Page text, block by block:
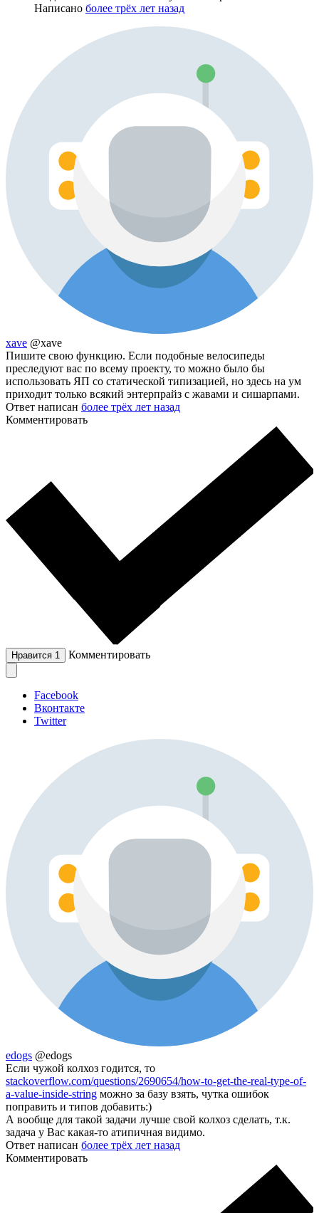
Написано более трёх лет назад
xave @xave
Пишите свою функцию. Если подобные велосипеды
преследуют вас по всему проекту, то можно было бы
использовать ЯП со статической типизацией, но здесь на ум
приходит только всякий энтерпрайз с жавами и сишарпами.
Ответ написан более трёх лет назад
Комментировать
Нравится 1 Комментировать
Facebook
Вконтакте
Twitter
edogs @edogs
Если чужой колхоз годится, то
stackoverflow.com/questions/2690654/how-to-get-the-real-type-of-
a-value-inside-string можно за базу взять, чутка ошибок
поправить и типов добавить:)
А вообще для такой задачи лучше свой колхоз сделать, т.к.
задача у Вас какая-то атипичная видимо.
Ответ написан более трёх лет назад
Комментировать